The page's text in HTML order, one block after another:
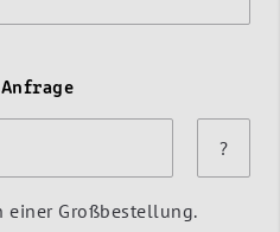
?
einer Großbestellung.